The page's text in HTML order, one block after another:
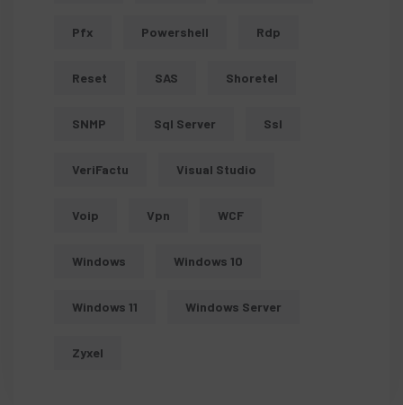
Pfx Powershell Rdp
Reset SAS Shoretel
SNMP Sql Server Ssl
VeriFactu Visual Studio
Voip Vpn WCF
Windows Windows 10
Windows 11 Windows Server
Zyxel